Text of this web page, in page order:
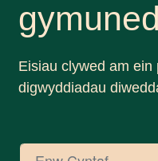
gymuned
Eisiau clywed am
digwyddiadau